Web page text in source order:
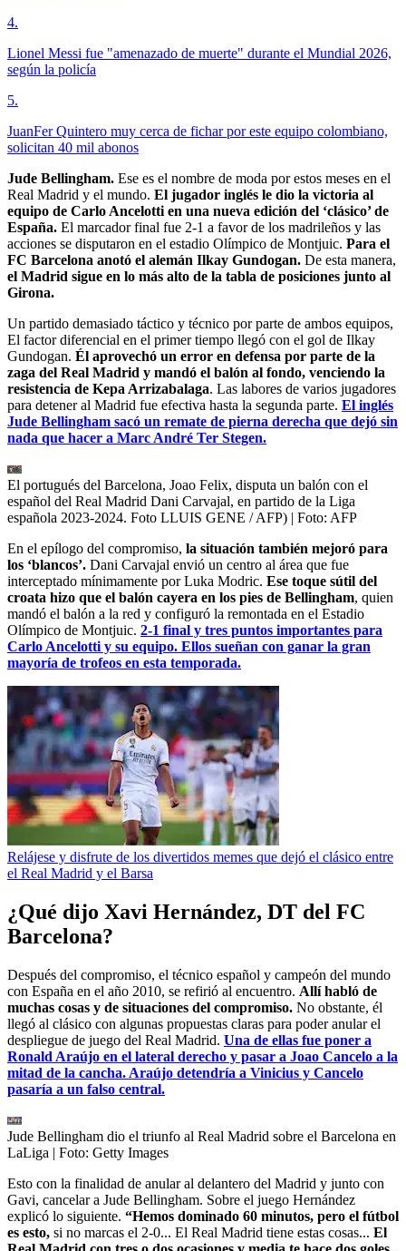
4.
Lionel Messi fue "amenazado de muerte" durante el Mundial 2026,
según la policía
5.
JuanFer Quintero muy cerca de fichar por este equipo colombiano,
solicitan 40 mil abonos
Jude Bellingham. Ese es el nombre de moda por estos meses en el
Real Madrid y el mundo. El jugador inglés le dio la victoria al
equipo de Carlo Ancelotti en una nueva edición del ‘clásico’ de
España. El marcador final fue 2-1 a favor de los madrileños y las
acciones se disputaron en el estadio Olímpico de Montjuic. Para el
FC Barcelona anotó el alemán Ilkay Gundogan. De esta manera,
el Madrid sigue en lo más alto de la tabla de posiciones junto al
Girona.
Un partido demasiado táctico y técnico por parte de ambos equipos,
El factor diferencial en el primer tiempo llegó con el gol de Ilkay
Gundogan. Él aprovechó un error en defensa por parte de la
zaga del Real Madrid y mandó el balón al fondo, venciendo la
resistencia de Kepa Arrizabalaga. Las labores de varios jugadores
para detener al Madrid fue efectiva hasta la segunda parte. El inglés
Jude Bellingham sacó un remate de pierna derecha que dejó sin
nada que hacer a Marc André Ter Stegen.
El portugués del Barcelona, Joao Felix, disputa un balón con el
español del Real Madrid Dani Carvajal, en partido de la Liga
española 2023-2024. Foto LLUIS GENE / AFP) | Foto: AFP
En el epílogo del compromiso, la situación también mejoró para
los ‘blancos’. Dani Carvajal envió un centro al área que fue
interceptado mínimamente por Luka Modric. Ese toque sútil del
croata hizo que el balón cayera en los pies de Bellingham, quien
mandó el balón a la red y configuró la remontada en el Estadio
Olímpico de Montjuic. 2-1 final y tres puntos importantes para
Carlo Ancelotti y su equipo. Ellos sueñan con ganar la gran
mayoría de trofeos en esta temporada.
Relájese y disfrute de los divertidos memes que dejó el clásico entre
el Real Madrid y el Barsa
¿Qué dijo Xavi Hernández, DT del FC
Barcelona?
Después del compromiso, el técnico español y campeón del mundo
con España en el año 2010, se refirió al encuentro. Allí habló de
muchas cosas y de situaciones del compromiso. No obstante, él
llegó al clásico con algunas propuestas claras para poder anular el
despliegue de juego del Real Madrid. Una de ellas fue poner a
Ronald Araújo en el lateral derecho y pasar a Joao Cancelo a la
mitad de la cancha. Araújo detendría a Vinicius y Cancelo
pasaría a un falso central.
Jude Bellingham dio el triunfo al Real Madrid sobre el Barcelona en
LaLiga | Foto: Getty Images
Esto con la finalidad de anular al delantero del Madrid y junto con
Gavi, cancelar a Jude Bellingham. Sobre el juego Hernández
explicó lo siguiente. “Hemos dominado 60 minutos, pero el fútbol
es esto, si no marcas el 2-0... El Real Madrid tiene estas cosas... El